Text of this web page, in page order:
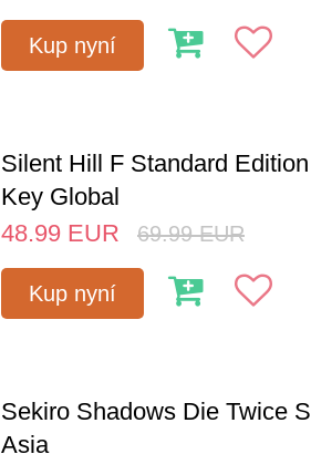
Kup nyní
Silent Hill F Standard
Key Global
48.99 EUR 69.99 EUR
Kup nyní
Sekiro Shadows Die Twice
Asia